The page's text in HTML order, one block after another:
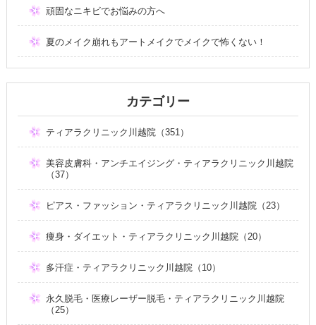
頑固なニキビでお悩みの方へ
夏のメイク崩れもアートメイクでメイクで怖くない！
カテゴリー
ティアラクリニック川越院（351）
美容皮膚科・アンチエイジング・ティアラクリニック川越院
（37）
ピアス・ファッション・ティアラクリニック川越院（23）
痩身・ダイエット・ティアラクリニック川越院（20）
多汗症・ティアラクリニック川越院（10）
永久脱毛・医療レーザー脱毛・ティアラクリニック川越院
（25）